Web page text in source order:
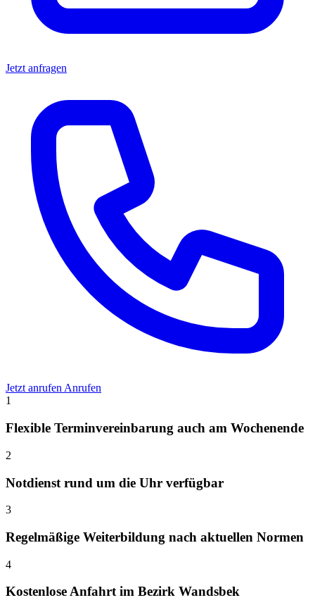
Jetzt anfragen
Jetzt anrufenAnrufen
1
Flexible Terminvereinbarung auch am Wochenende
2
Notdienst rund um die Uhr verfügbar
3
Regelmäßige Weiterbildung nach aktuellen Normen
4
Kostenlose Anfahrt im Bezirk Wandsbek